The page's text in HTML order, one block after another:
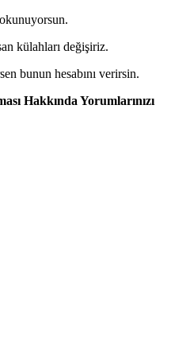
külahları değişiriz.
bunun hesabını verirsin.
Hakkında Yorumlarınızı